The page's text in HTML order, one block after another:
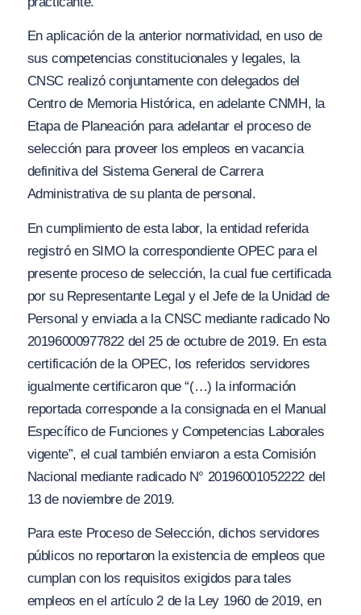
En aplicación de la anterior normatividad, en uso de
sus competencias constitucionales y legales, la
CNSC realizó conjuntamente con delegados del
Centro de Memoria Histórica, en adelante CNMH, la
Etapa de Planeación para adelantar el proceso de
selección para proveer los empleos en vacancia
definitiva del Sistema General de Carrera
Administrativa de su planta de personal.
En cumplimiento de esta labor, la entidad referida
registró en SIMO la correspondiente OPEC para el
presente proceso de selección, la cual fue certificada
por su Representante Legal y el Jefe de la Unidad de
Personal y enviada a la CNSC mediante radicado No
20196000977822 del 25 de octubre de 2019. En esta
certificación de la OPEC, los referidos servidores
igualmente certificaron que “(…) la información
reportada corresponde a la consignada en el Manual
Específico de Funciones y Competencias Laborales
vigente”, el cual también enviaron a esta Comisión
Nacional mediante radicado N° 20196001052222 del
13 de noviembre de 2019.
Para este Proceso de Selección, dichos servidores
públicos no reportaron la existencia de empleos que
cumplan con los requisitos exigidos para tales
empleos en el artículo 2 de la Ley 1960 de 2019, en